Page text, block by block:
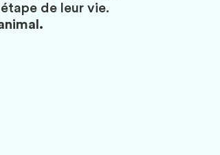
de leur vie.